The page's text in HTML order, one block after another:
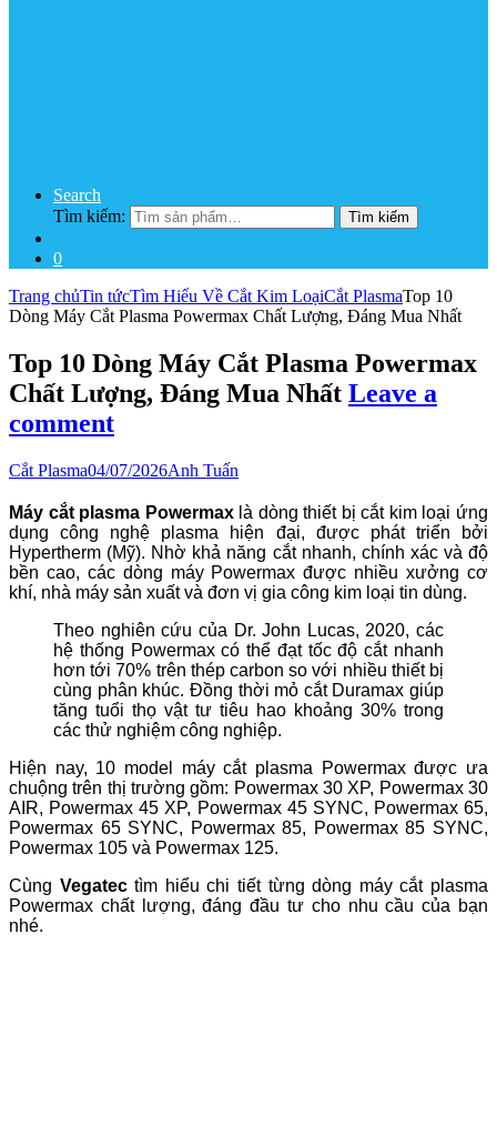
Search
Tìm kiếm:
Tìm kiếm
0
Trang chủTin tứcTìm Hiểu Về Cắt Kim LoạiCắt PlasmaTop 10
Dòng Máy Cắt Plasma Powermax Chất Lượng, Đáng Mua Nhất
Top 10 Dòng Máy Cắt Plasma Powermax
Chất Lượng, Đáng Mua Nhất Leave a
comment
Cắt Plasma04/07/2026Anh Tuấn
Máy cắt plasma Powermaxlà dòng thiết bị cắt kim loại ứng
dụng công nghệ plasma hiện đại, được phát triển bởi
Hypertherm (Mỹ). Nhờ khả năng cắt nhanh, chính xác và độ
bền cao, các dòng máy Powermax được nhiều xưởng cơ
khí, nhà máy sản xuất và đơn vị gia công kim loại tin dùng.
Theo nghiên cứu của Dr. John Lucas, 2020, các
hệ thống Powermax có thể đạt tốc độ cắt nhanh
hơn tới 70% trên thép carbon so với nhiều thiết bị
cùng phân khúc. Đồng thời mỏ cắt Duramax giúp
tăng tuổi thọ vật tư tiêu hao khoảng 30% trong
các thử nghiệm công nghiệp.
Hiện nay, 10 model máy cắt plasma Powermax được ưa
chuộng trên thị trường gồm: Powermax 30 XP, Powermax 30
AIR, Powermax 45 XP, Powermax 45 SYNC, Powermax 65,
Powermax 65 SYNC, Powermax 85, Powermax 85 SYNC,
Powermax 105 và Powermax 125.
Cùng Vegatectìm hiểu chi tiết từng dòng máy cắt plasma
Powermax chất lượng, đáng đầu tư cho nhu cầu của bạn
nhé.